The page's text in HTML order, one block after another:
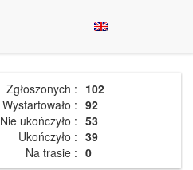
Zgłoszonych : 102
Wystartowało : 92
Nie ukończyło : 53
Ukończyło : 39
Na trasie : 0